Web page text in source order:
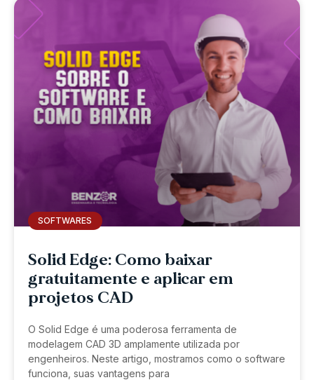
SOFTWARES
Solid Edge: Como baixar
gratuitamente e aplicar em
projetos CAD
O Solid Edge é uma poderosa ferramenta de
modelagem CAD 3D amplamente utilizada por
engenheiros. Neste artigo, mostramos como o software
funciona, suas vantagens para